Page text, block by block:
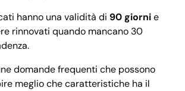
hanno una validità di 90 giornie
rinnovati quando mancano 30
domande frequenti che possono
meglio che caratteristiche ha il